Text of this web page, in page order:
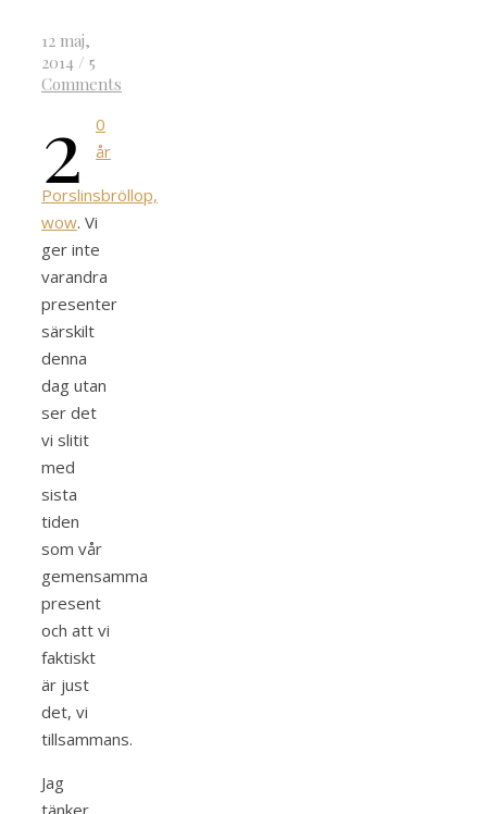
12 maj,
2014 / 5
Comments
2
0
år
Porslinsbröllop,
wow. Vi
ger inte
varandra
presenter
särskilt
denna
dag utan
ser det
vi slitit
med
sista
tiden
som vår
gemensamma
present
och att vi
faktiskt
är just
det, vi
tillsammans.
Jag